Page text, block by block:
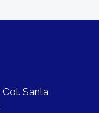
Santa